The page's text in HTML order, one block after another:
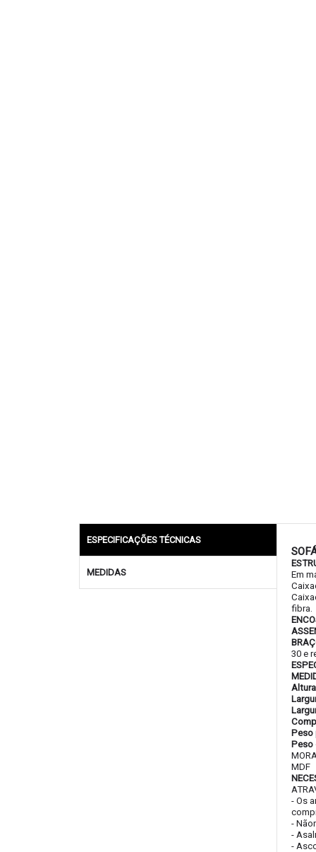
ESPECIFICAÇÕES TÉCNICAS
MEDIDAS
Em
fibra.
30 e
Peso
MDF
- Os
-
-
-